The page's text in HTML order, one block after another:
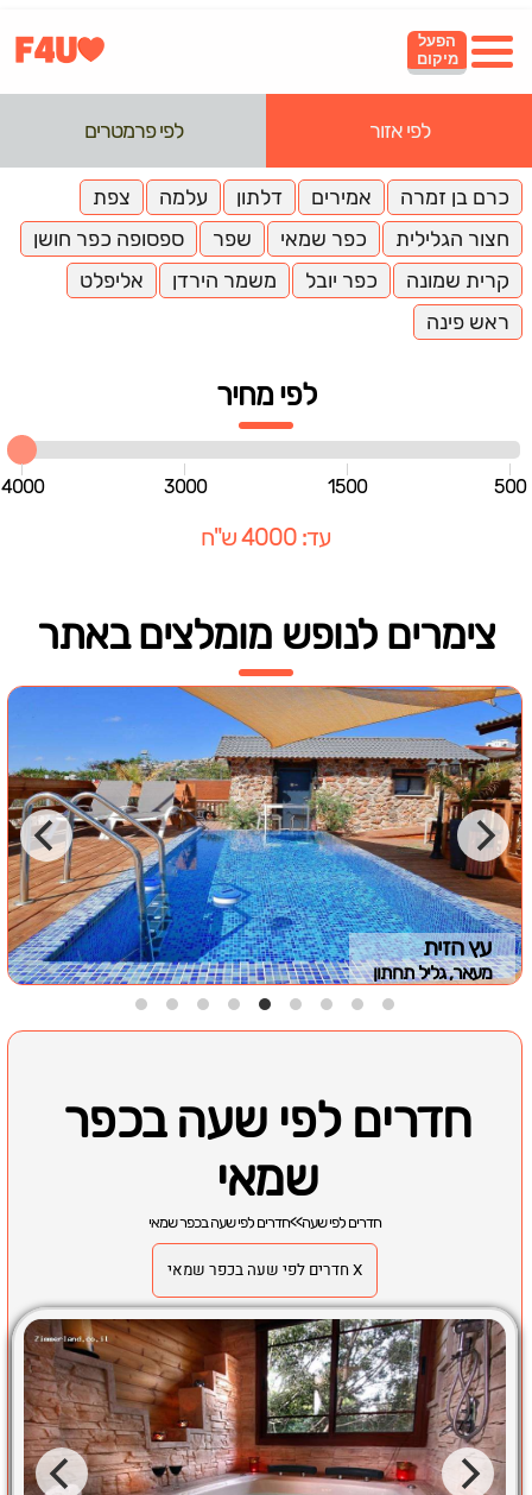
הפעל
מיקום
לפי אזור לפי פרמטרים
כרם בן זמרה אמירים דלתון עלמה
צפת
חצור הגלילית
כפר שמאי שפר
ספסופה כפר חושן
קרית שמונה
כפר יובל משמר הירדן
אליפלט
ראש פינה
לפי מחיר
500
1500
3000
4000
עד: 4000 ש"ח
צימרים לנופש מומלצים באתר
עץ הזית
מעאר, גליל תחתון
חדרים לפי שעה בכפר
שמאי
חדרים לפי שעה>>חדרים לפי שעה בכפר שמאי
X חדרים לפי שעה בכפר שמאי